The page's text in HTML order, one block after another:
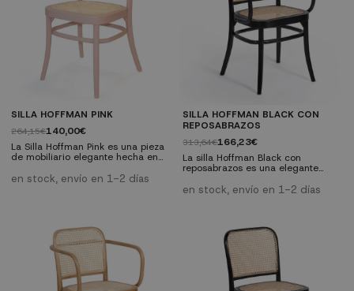
SILLA HOFFMAN PINK
264,15€140,00€
La Silla Hoffman Pink es una pieza
de mobiliario elegante hecha en
asiento de mimbre, que asegura
tanto durabilidad como
atractiva, sino también una
experiencia de asiento muy
confortable. Ideal para el hogar o
para negocios....
en stock, envío en 1-2 días
SILLA HOFFMAN BLACK CON
REPOSABRAZOS
313,64€166,23€
La silla Hoffman Black con
reposabrazos es una elegante
madera maciza de olmo con un
asiento y respaldo de mimbre,
Perfecta para el hogar o negocios
con un diseño retro.
Características técnicas:
Dimensiones: Ancho 45 cm | Alto
83 cm | Profundidad del asiento
en stock, envío en 1-2 días